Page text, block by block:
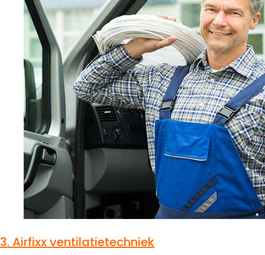
3.Airfixx ventilatietechniek